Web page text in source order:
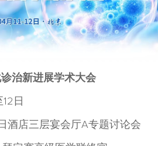
治新进展学术大会
日
酒店三层宴会厅A专题讨论会